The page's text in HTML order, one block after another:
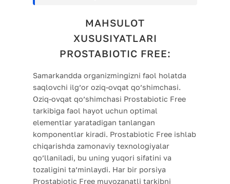
MAHSULOT
XUSUSIYATLARI
PROSTABIOTIC FREE:
Samarkandda organizmingizni faol holatda
saqlovchi ilg’or oziq-ovqat qo’shimchasi.
Oziq-ovqat qo’shimchasi Prostabiotic Free
tarkibiga faol hayot uchun optimal
elementlar yaratadigan tanlangan
komponentlar kiradi. Prostabiotic Free ishlab
chiqarishda zamonaviy texnologiyalar
qo’llaniladi, bu uning yuqori sifatini va
tozaligini ta’minlaydi. Har bir porsiya
Prostabiotic Free muvozanatli tarkibni